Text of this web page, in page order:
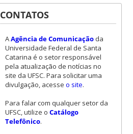
CONTATOS
AAgência de Comunicaçãoda
Universidade Federal de Santa
Catarina é o setor responsável
pela atualização de notícias no
site da UFSC. Para solicitar uma
divulgação, acesse o site.
Para falar com qualquer setor da
UFSC, utilize o Catálogo
Telefônico.